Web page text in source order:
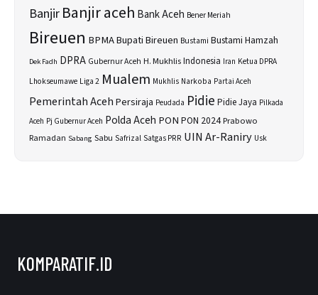
BanjirBanjir aceh Bank Aceh Bener Meriah
Bireuen BPMABupati Bireuen Bustami Bustami Hamzah
Dek Fadh DPRA Gubernur Aceh H. MukhlisIndonesia Iran Ketua DPRA
Lhokseumawe Liga 2 Mualem Mukhlis Narkoba Partai Aceh
Pemerintah AcehPersiraja Peudada Pidie Pidie Jaya Pilkada
Aceh Pj Gubernur Aceh Polda Aceh PON PON 2024Prabowo
Ramadan Sabang Sabu Safrizal Satgas PRR UIN Ar-Raniry Usk
KOMPARATIF.ID